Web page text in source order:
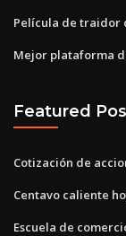
Película de traidor
Mejor plataforma
Featured
Cotización de
Centavo caliente
Escuela de